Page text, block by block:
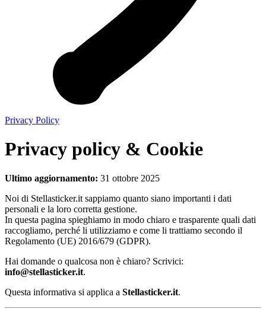
Privacy Policy
Privacy policy & Cookie
Ultimo aggiornamento: 31 ottobre 2025
Noi di Stellasticker.it sappiamo quanto siano importanti i dati
personali e la loro corretta gestione.
In questa pagina spieghiamo in modo chiaro e trasparente quali dati
raccogliamo, perché li utilizziamo e come li trattiamo secondo il
Regolamento (UE) 2016/679 (GDPR).
Hai domande o qualcosa non è chiaro? Scrivici:
info@stellasticker.it.
Questa informativa si applica a Stellasticker.it.